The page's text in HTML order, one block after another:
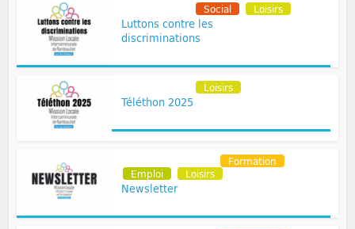
Social Loisirs
Luttons contre les
discriminations
Loisirs
Téléthon 2025
Formation
Emploi
Loisirs
Newsletter